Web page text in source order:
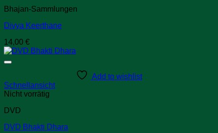
Bhajan-Sammlungen
Divya Keerthane
14,00 €
Add to wishlist
Schnellansicht
Nicht vorrätig
DVD
DVD Bhakti Dhara